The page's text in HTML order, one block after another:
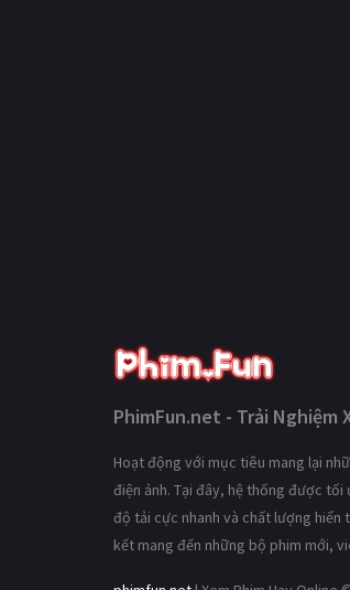
PhimFun.net - Trải Nghiệm
Hoạt động với mục tiêu mang lại
điện ảnh. Tại đây, hệ thống được
độ tải cực nhanh và chất lượng hiển
kết mang đến những bộ phim mới,